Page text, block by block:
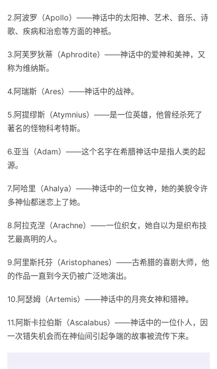
2.阿波罗（Apollo）——神话中的太阳神、艺术、音乐、诗
歌、疾病和治愈等方面的神祇。
3.阿芙罗狄蒂（Aphrodite）——神话中的爱神和美神，又
称为维纳斯。
4.阿瑞斯（Ares）——神话中的战神。
5.阿提缪斯（Atymnius）——是一位英雄，他曾经杀死了
著名的怪物科考特斯。
6.亚当（Adam）——这个名字在希腊神话中是指人类的起
源。
7.阿哈里（Ahalya）——神话中的一位女神，她的美貌令许
多神仙都迷恋上了她。
8.阿拉克涅（Arachne）——一位织女，她自以为是织布技
艺最高明的人。
9.阿里斯托芬（Aristophanes）——古希腊的喜剧大师，他
的作品一直到今天仍被广泛地演出。
10.阿瑟姆（Artemis）——神话中的月亮女神和猎神。
11.阿斯卡拉伯斯（Ascalabus）——神话中的一位仆人，因
一次错失机会而在神仙间引起争端的故事被流传下来。